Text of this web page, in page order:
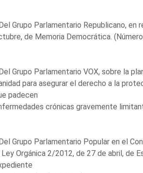
Grupo Parlamentario Republicano,
de Memoria Democrática.
Grupo Parlamentario VOX, sobre la
para asegurar el derecho a la
padecen
crónicas gravemente
Grupo Parlamentario Popular en el
Ley Orgánica 2/2012, de 27 de abril, de